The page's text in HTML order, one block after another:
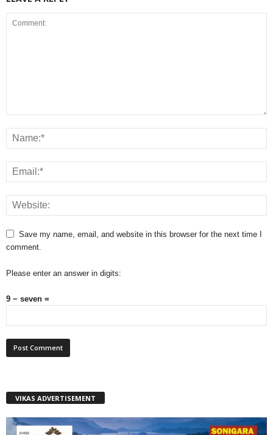
Save my name, email, and website in this browser for the next time I
comment.
Please enter an answer in digits:
9 − seven =
VIKAS ADVERTISEMENT